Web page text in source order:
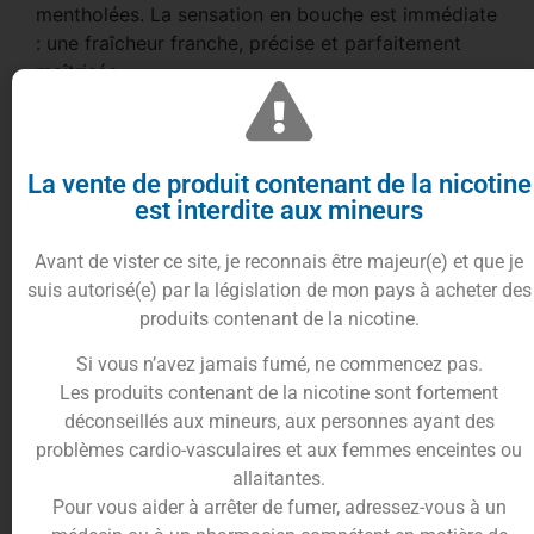
mentholées. La sensation en bouche est immédiate
: une fraîcheur franche, précise et parfaitement
maîtrisée.
Sans excès ni agressivité, cette recette délivre une
impression de pureté et de propreté, idéale pour
les amateurs de menthe authentique.
Une fraîcheur désaltérante pour une vape
Perle de Menthe offre une sensation nette et
durable, procurant un effet rafraîchissant équilibré
et élégant en fait un excellent all-day pour les
vapoteurs recherchant un e-liquide menthe 50ml
efficace, sans complexité superflue.
La fraîcheur est propre, structurée et parfaitement
calibrée pour accompagner une vape régulière
La vente de produit contenant de la nicotine
est interdite aux mineurs
Avant de vister ce site, je reconnais être majeur(e) et que je
suis autorisé(e) par la législation de mon pays à acheter des
produits contenant de la nicotine.
Si vous n’avez jamais fumé, ne commencez pas.
Les produits contenant de la nicotine sont fortement
déconseillés aux mineurs, aux personnes ayant des
problèmes cardio-vasculaires et aux femmes enceintes ou
allaitantes.
Pour vous aider à arrêter de fumer, adressez-vous à un